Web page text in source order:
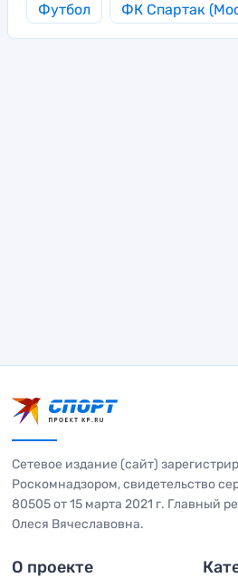
Футбол ФК Спартак
Сетевое издание (сайт)
Роскомнадзором, свидетельство
80505 от 15 марта 2021 г. Главный
Олеся Вячеславовна.
О проекте